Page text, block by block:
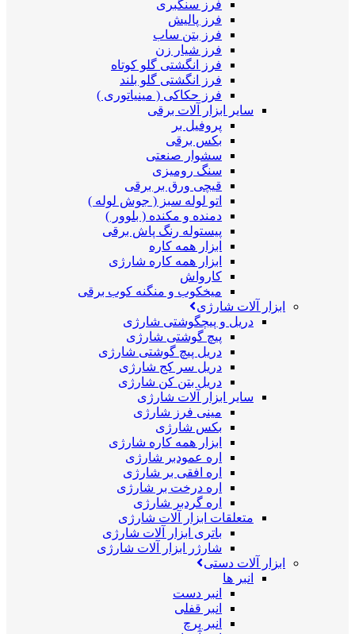
فرز سنگبری
فرز پالیش
فرز بتن ساب
فرز شیار زن
فرز انگشتی گلو کوتاه
فرز انگشتی گلو بلند
فرز حکاکی ( مینیاتوری )
سایر ابزار آلات برقی
پروفیل بر
بکس برقی
سشوار صنعتی
سنگ رومیزی
قیچی ورق بر برقی
اتو لوله سبز ( جوش لوله )
دمنده و مکنده ( بلوور )
پیستوله رنگ پاش برقی
ابزار همه کاره
ابزار همه کاره شارژی
کارواش
میخکوب و منگنه کوب برقی
ابزار آلات شارژی
دریل و پیچگوشتی شارژی
پیچ گوشتی شارژی
دریل پیچ گوشتی شارژی
دریل سر کج شارژی
دریل بتن کن شارژی
سایر ابزار آلات شارژی
مینی فرز شارژی
بکس شارژی
ابزار همه کاره شارژی
اره عمودبر شارژی
اره افقی بر شارژی
اره درخت بر شارژی
اره گردبر شارژی
متعلقات ابزار آلات شارژی
باتری ابزار آلات شارژی
شارژر ابزار آلات شارژی
ابزار آلات دستی
انبر ها
انبر دست
انبر قفلی
انبر پرچ